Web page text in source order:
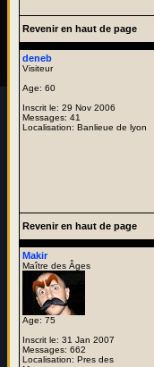
Revenir en haut de page
deneb
Visiteur
Age: 60
Inscrit le: 29 Nov 2006
Messages: 41
Localisation: Banlieue de lyon
Revenir en haut de page
Makir
Maître des Âges
Age: 75
Inscrit le: 31 Jan 2007
Messages: 662
Localisation: Pres des